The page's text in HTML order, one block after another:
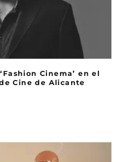
Cinema’ en el
Cine de Alicante